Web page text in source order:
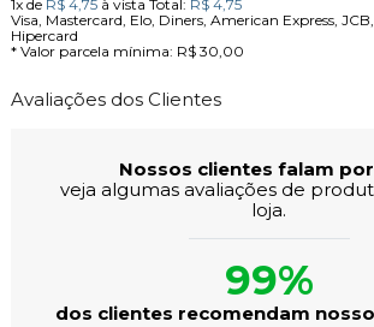
1xde R$ 4,75 à vista Total: R$ 4,75
Visa, Mastercard, Elo, Diners, American Express,
Hipercard
* Valor parcela mínima: R$ 30,00
Avaliações dos Clientes
Nossos clientes falam
veja algumas avaliações de
loja.
99%
dos clientes recomendam